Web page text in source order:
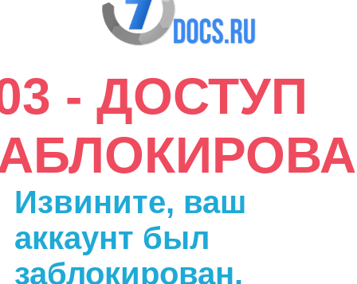
- ДОСТУП
Извините, ваш
аккаунт был
заблокирован.